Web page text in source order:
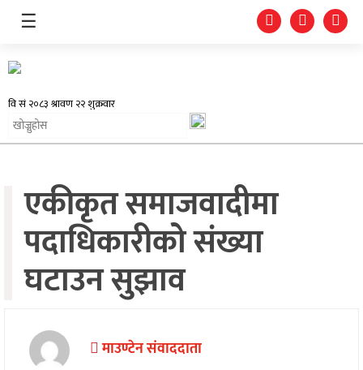
समाचार
प्रदेश
राजनीति
अर्थतन्त्र
अन्तर्राष्ट्रिय
☰
एकीकृत समाजवादीमा
पदाधिकारीको संख्या
घटाउन सुझाव
माउण्टेन संवाददाता